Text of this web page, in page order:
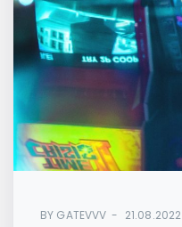
BY GATEVVV 21.08.2022